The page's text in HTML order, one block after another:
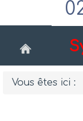
Vous êtes ici :